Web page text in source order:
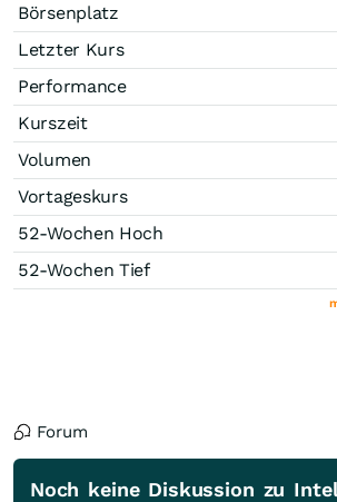
Börsenplatz
Letzter Kurs
Performance
Kurszeit
Volumen
Vortageskurs
52-Wochen Hoch
52-Wochen Tief
Forum
Noch keine Diskussion zu